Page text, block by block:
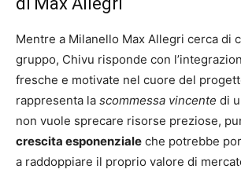
Mentre a Milanello Max Allegri cerca di
gruppo, Chivu risponde con
fresche e motivate nel cuore del
rappresenta la scommessa vincente di
non vuole sprecare risorse preziose,
crescita esponenziale che potrebbe
a raddoppiare il proprio valore di